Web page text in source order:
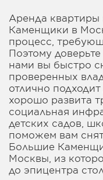
Аренда квартиры
Каменщики в
процесс,
Поэтому
нами вы быстро
проверенных
отлично
хорошо развита
социальная
детских садов,
поможем вам
Большие
Москвы, из
до эпицентра